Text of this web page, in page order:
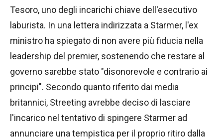
Tesoro, uno degli incarichi chiave dell'esecutivo
laburista. In una lettera indirizzata a Starmer, l'ex
ministro ha spiegato di non avere più fiducia nella
leadership del premier, sostenendo che restare al
governo sarebbe stato "disonorevole e contrario ai
principi". Secondo quanto riferito dai media
britannici, Streeting avrebbe deciso di lasciare
l'incarico nel tentativo di spingere Starmer ad
annunciare una tempistica per il proprio ritiro dalla